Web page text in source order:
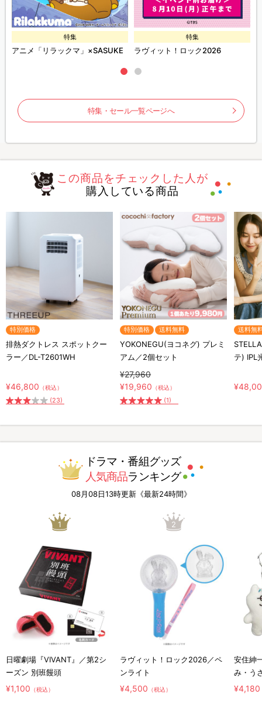
特集
アニメ「リラックマ」×SASUKE
特集
ラヴィット！ロック2026
特集・セール一覧ページへ
この商品をチェックした人が
購入している商品
特別価格
排熱ダクトレス スポットクー
ラー／DL-T2601WH
¥46,800 （税込）
(23)
特別価格 送料無料
YOKONEGU(ヨコネグ) プレミ
アム／2個セット
¥27,960
¥19,960 （税込）
(1)
送料無
テ) IPL
ドラマ・番組グッズ
人気商品ランキング
08月08日13時更新《最新24時間》
1
日曜劇場『VIVANT』／第2シ
ーズン 別班饅頭
¥1,100 （税込）
2
ラヴィット！ロック2026／ペ
ンライト
¥4,500 （税込）
安住紳
み・う
ホルダ
¥4,180